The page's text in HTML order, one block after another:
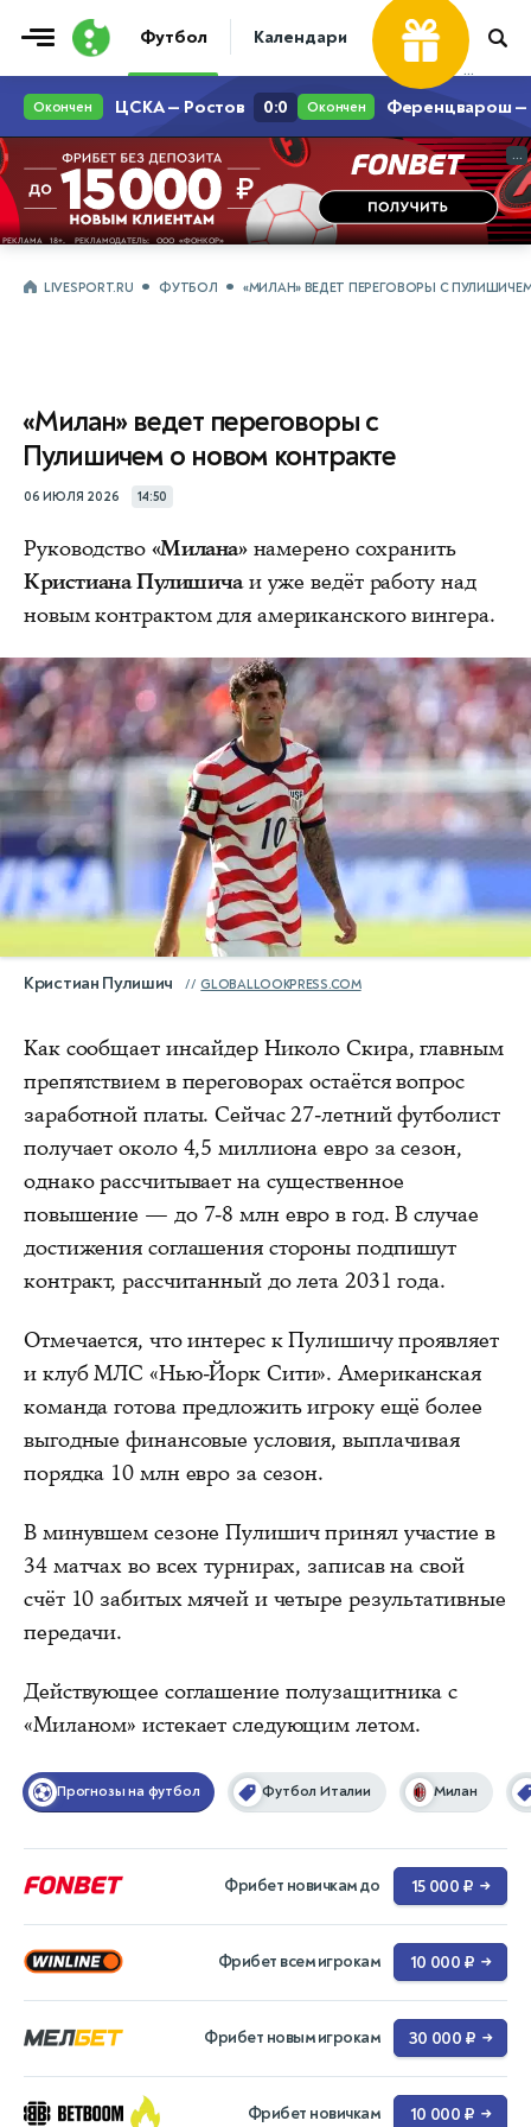
Футбол Календари Таблицы Матчи
...
...
LIVESPORT.RU ФУТБОЛ «МИЛАН» ВЕДЕТ ПЕРЕГОВОРЫ С
«Милан» ведет переговоры с
Пулишичем о новом контракте
06 ИЮЛЯ 2026 14:50
Руководство «Милана»намерено сохранить
Кристиана Пулишичаи уже ведёт работу над
новым контрактом для американского вингера.
Кристиан Пулишич GLOBALLOOKPRESS.COM
Как сообщает инсайдер Николо Скира, главным
препятствием в переговорах остаётся вопрос
заработной платы. Сейчас 27-летний футболист
получает около 4,5 миллиона евро за сезон,
однако рассчитывает на существенное
повышение — до 7-8 млн евро в год. В случае
достижения соглашения стороны подпишут
контракт, рассчитанный до лета 2031 года.
Отмечается, что интерес к Пулишичу проявляет
и клуб МЛС «Нью-Йорк Сити». Американская
команда готова предложить игроку ещё более
выгодные финансовые условия, выплачивая
порядка 10 млн евро за сезон.
В минувшем сезоне Пулишич принял участие в
34 матчах во всех турнирах, записав на свой
счёт 10 забитых мячей и четыре результативные
передачи.
Действующее соглашение полузащитника с
«Миланом» истекает следующим летом.
Прогнозы на футбол Футбол Италии Милан
Фрибет новичкам до 15 000 ₽ →
Фрибет всем игрокам 10 000 ₽ →
Фрибет новым игрокам 30 000 ₽ →
Фрибет новичкам 10 000 ₽ →